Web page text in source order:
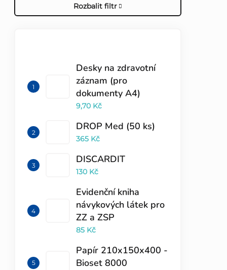
Rozbalit filtr
Desky na zdravotní
záznam (pro
dokumenty A4)
9,70 Kč
DROP Med (50 ks)
365 Kč
DISCARDIT
130 Kč
Evidenční kniha
návykových látek pro
ZZ a ZSP
85 Kč
Papír 210x150x400 -
Bioset 8000